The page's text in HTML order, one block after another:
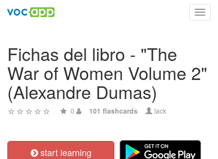
Fichas del libro - "The
War of Women Volume 2"
(Alexandre Dumas)
0 101 flashcards lack
start learning